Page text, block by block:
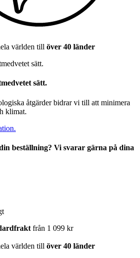
världen till över 40 länder
sätt.
åtgärder bidrar vi till att minimera
klimat.
beställning? Vi svarar gärna på dina
från 1 099 kr
världen till över 40 länder